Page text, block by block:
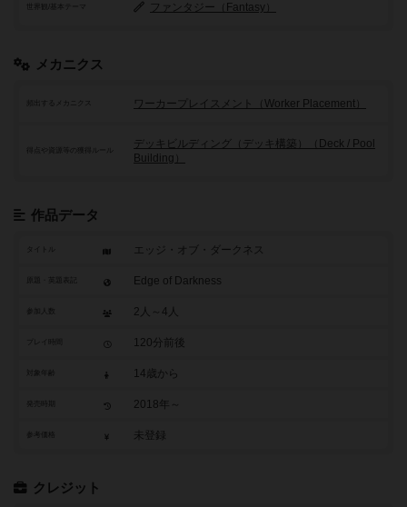
世界観/基本テーマ ファンタジー（Fantasy）
メカニクス
頻出するメカニクス ワーカープレイスメント（Worker Placement）
デッキビルディング（デッキ構築）（Deck / Pool
Building）
作品データ
タイトル エッジ・オブ・ダークネス
Edge of Darkness
参加人数 2人～4人
120分前後
14歳から
2018年～
参考価格 未登録
クレジット